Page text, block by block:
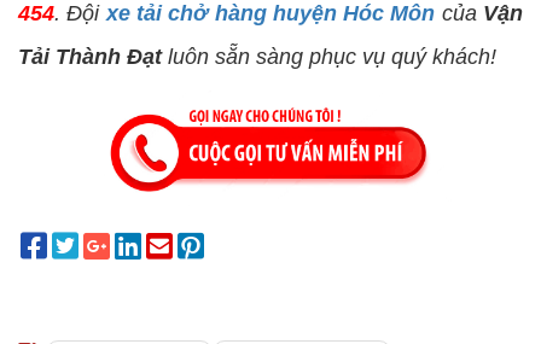
454. Độixe tải chở hàng huyện Hóc Môn của Vận
Tải Thành Đạtluôn sẵn sàng phục vụ quý khách!